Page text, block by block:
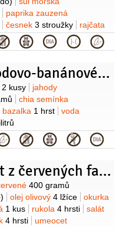
paprika zauzená
česnek 3 stroužky
rajčata
tymián1 lžička
ocet
2 lžíce cukr třtinový2 lžíce
100 gramů
čočka
200 gramů (velká)
3 lžíce (lněná)
gramů
sezamová pasta
lžíce
2 kusy (menší)
celer
Jahodovo-banánové smoothie
2 kusy
jahody
chia semínka
bazalka 1 hrst
voda
Salát z červených fazolí s okurkou zastudena
400 gramů
olej olivový 4 lžíce
okurka
1 kus rukola 4 hrsti
salát
4 hrsti
umeocet